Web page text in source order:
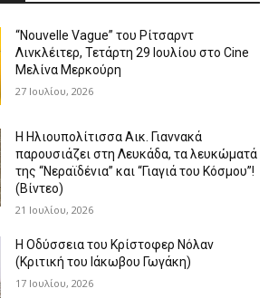
“Nouvelle Vague” του Ρίτσαρντ
Λινκλέιτερ, Τετάρτη 29 Ιουλίου στο Cine
Μελίνα Μερκούρη
27 Ιουλίου, 2026
Η Ηλιουπολίτισσα Αικ. Γιαννακά
παρουσιάζει στη Λευκάδα, τα λευκώματά
της “Νεραϊδένια” και “Γιαγιά του Κόσμου”!
(Βίντεο)
21 Ιουλίου, 2026
Η Οδύσσεια του Κρίστοφερ Νόλαν
(Κριτική του Ιάκωβου Γωγάκη)
17 Ιουλίου, 2026